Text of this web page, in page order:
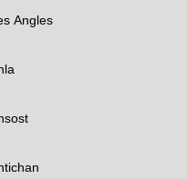
Angles